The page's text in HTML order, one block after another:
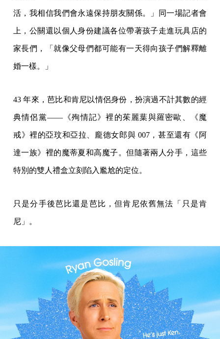
活，我相信我們會永遠保持朋友關係。」同一場記者會
上，公關還以個人身份建議各位帶著孩子走進玩具店的
家長們，「就像父母們都可能有一天得向孩子們解釋離
婚一樣。」
43 年來，芭比和肯尼以情侶身份，扮演過不計其數的經
典情侶黨——《殉情記》裡的茱麗葉與羅密歐、《魔
戒》裡的亞玟和亞拉、龐德女郎與 007，甚至還有《阿
達一族》裡的魔蒂夏和高魔子。但隨著兩人分手，這些
特別的雙人禮盒立刻陷入尷尬的定位。
只是分手後芭比還是芭比，但肯尼依舊無法「只是肯
尼」。